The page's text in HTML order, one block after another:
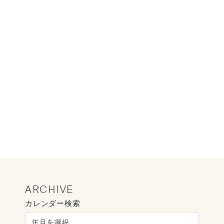
ARCHIVE
カレンダー検索